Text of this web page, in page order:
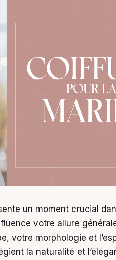
un moment crucial
votre allure
votre morphologie et
la naturalité et